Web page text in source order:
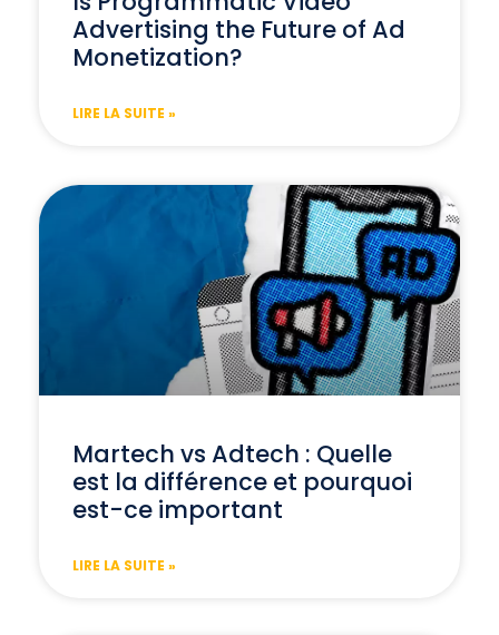
Advertising the Future of Ad
Monetization?
LIRE LA SUITE »
Martech vs Adtech : Quelle
est la différence et pourquoi
est-ce important
LIRE LA SUITE »